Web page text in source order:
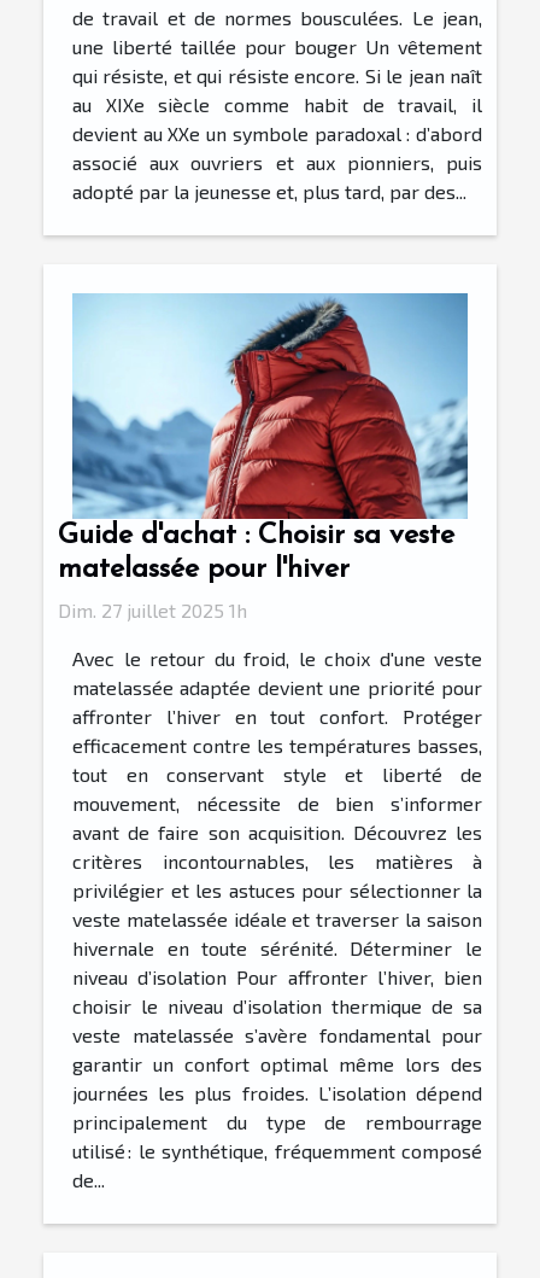
de travail et de normes bousculées. Le jean,
une liberté taillée pour bouger Un vêtement
qui résiste, et qui résiste encore. Si le jean naît
au XIXe siècle comme habit de travail, il
devient au XXe un symbole paradoxal : d’abord
associé aux ouvriers et aux pionniers, puis
adopté par la jeunesse et, plus tard, par des...
Guide d'achat : Choisir sa veste
matelassée pour l'hiver
Dim. 27 juillet 2025 1h
Avec le retour du froid, le choix d'une veste
matelassée adaptée devient une priorité pour
affronter l’hiver en tout confort. Protéger
efficacement contre les températures basses,
tout en conservant style et liberté de
mouvement, nécessite de bien s’informer
avant de faire son acquisition. Découvrez les
critères incontournables, les matières à
privilégier et les astuces pour sélectionner la
veste matelassée idéale et traverser la saison
hivernale en toute sérénité. Déterminer le
niveau d’isolation Pour affronter l’hiver, bien
choisir le niveau d’isolation thermique de sa
veste matelassée s’avère fondamental pour
garantir un confort optimal même lors des
journées les plus froides. L’isolation dépend
principalement du type de rembourrage
utilisé : le synthétique, fréquemment composé
de...